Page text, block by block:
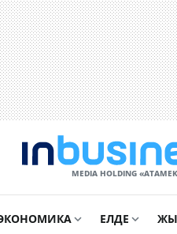
MEDIA HOLDING
ЕЛДЕ